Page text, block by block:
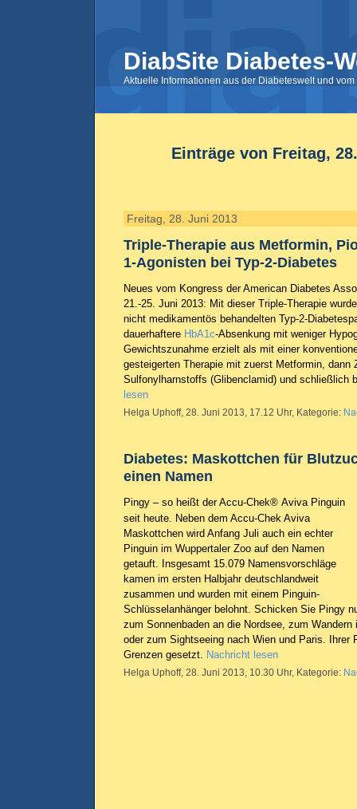
DiabSite Diabetes-
Aktuelle Informationen aus der Diabeteswelt und
Einträge von Freitag,
Freitag, 28. Juni 2013
Triple-Therapie aus Metformin,
1-Agonisten bei Typ-2-Diabetes
Neues vom Kongress der American Diabetes
21.-25. Juni 2013: Mit dieser Triple-Therapie
nicht medikamentös behandelten Typ-2-
dauerhaftere HbA1c-Absenkung mit weniger
Gewichtszunahme erzielt als mit einer
gesteigerten Therapie mit zuerst Metformin, dann
Sulfonylharnstoffs (Glibenclamid) und schließlich
lesen
Helga Uphoff, 28. Juni 2013, 17.12 Uhr, Kategorie:
Diabetes: Maskottchen für
einen Namen
Pingy – so heißt der Accu-Chek® Aviva Pinguin
seit heute. Neben dem Accu-Chek Aviva
Maskottchen wird Anfang Juli auch ein echter
Pinguin im Wuppertaler Zoo auf den Namen
getauft. Insgesamt 15.079 Namensvorschläge
kamen im ersten Halbjahr deutschlandweit
zusammen und wurden mit einem Pinguin-
Schlüsselanhänger belohnt. Schicken Sie Pingy
zum Sonnenbaden an die Nordsee, zum Wandern
oder zum Sightseeing nach Wien und Paris. Ihrer
Grenzen gesetzt. Nachricht lesen
Helga Uphoff, 28. Juni 2013, 10.30 Uhr, Kategorie: